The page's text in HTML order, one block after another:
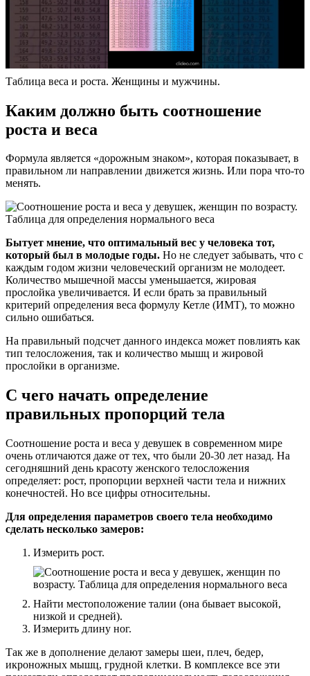
Таблица веса и роста. Женщины и мужчины.
Каким должно быть соотношение
роста и веса
Формула является «дорожным знаком», которая показывает, в
правильном ли направлении движется жизнь. Или пора что-то
менять.
Бытует мнение, что оптимальный вес у человека тот,
который был в молодые годы. Но не следует забывать, что с
каждым годом жизни человеческий организм не молодеет.
Количество мышечной массы уменьшается, жировая
прослойка увеличивается. И если брать за правильный
критерий определения веса формулу Кетле (ИМТ), то можно
сильно ошибаться.
На правильный подсчет данного индекса может повлиять как
тип телосложения, так и количество мышц и жировой
прослойки в организме.
С чего начать определение
правильных пропорций тела
Соотношение роста и веса у девушек в современном мире
очень отличаются даже от тех, что были 20-30 лет назад. На
сегодняшний день красоту женского телосложения
определяет: рост, пропорции верхней части тела и нижних
конечностей. Но все цифры относительны.
Для определения параметров своего тела необходимо
сделать несколько замеров:
Измерить рост.
Найти местоположение талии (она бывает высокой,
низкой и средней).
Измерить длину ног.
Так же в дополнение делают замеры шеи, плеч, бедер,
икроножных мышц, грудной клетки. В комплексе все эти